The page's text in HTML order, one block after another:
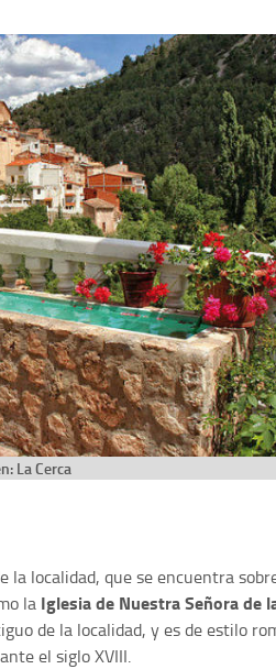
La Cerca
la localidad, que se encuentra
la Iglesia de Nuestra Señora de
de la localidad, y es de estilo
el siglo XVIII.